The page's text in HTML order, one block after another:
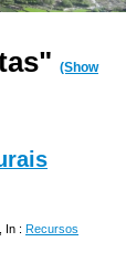
(Show
In : Recursos